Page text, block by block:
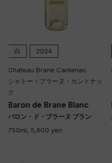
白 2023
Chateau Brane Cantenac
シャトー・ブラーヌ・カントナッ
ク
Baron de Brane Blanc
バロン・ド・ブラーヌ ブラン
750ml, 5,500 yen